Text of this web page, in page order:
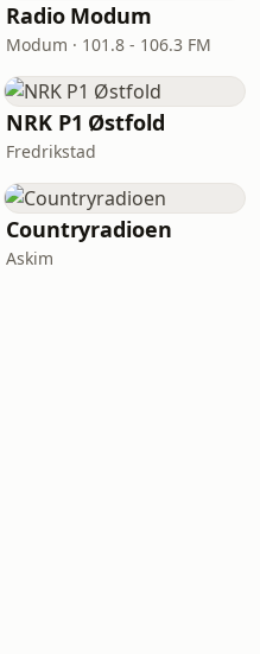
Radio Modum
Modum · 101.8 - 106.3 FM
NRK P1 Østfold
Fredrikstad
Countryradioen
Askim